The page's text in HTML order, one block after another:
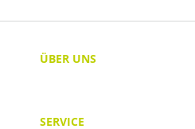
ÜBER UNS
SERVICE